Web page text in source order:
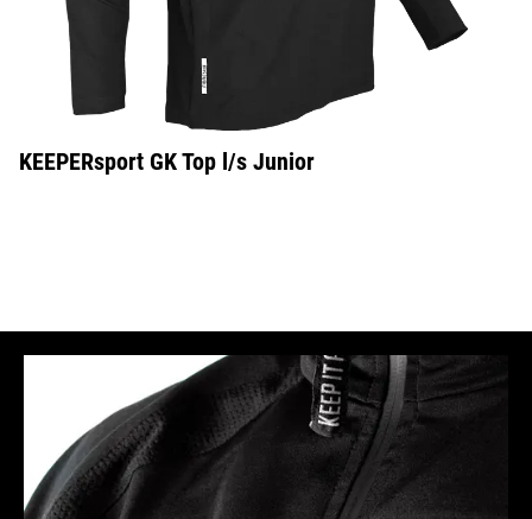
KEEPERsport GK Top l/s Junior